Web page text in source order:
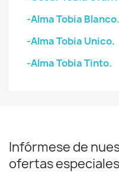
-Alma Tobia Blanco.
-Alma Tobia Unico.
-Alma Tobia Tinto.
Infórmese de
ofertas especiales